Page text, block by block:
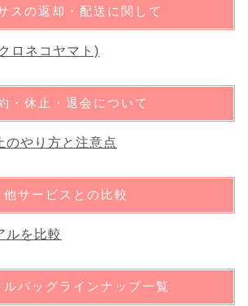
スの返却・配送に関して
ロネコヤマト)
・休止・退会について
のやり方と注意点
他サービスとの比較
ルを比較
ルバッグラインナップ一覧